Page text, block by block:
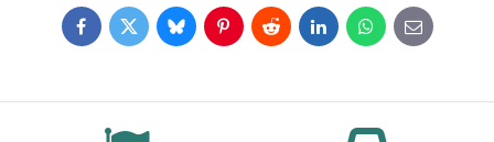
FacebookTwitterBlueskyPinterestRedditLinkedInWhatsApp
E-
mail